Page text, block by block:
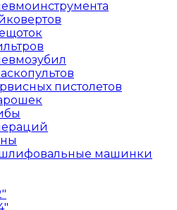
пистолетов
машинки